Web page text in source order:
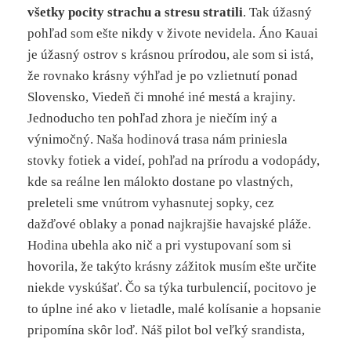
všetky pocity strachu a stresu stratili. Tak úžasný
pohľad som ešte nikdy v živote nevidela. Áno Kauai
je úžasný ostrov s krásnou prírodou, ale som si istá,
že rovnako krásny výhľad je po vzlietnutí ponad
Slovensko, Viedeň či mnohé iné mestá a krajiny.
Jednoducho ten pohľad zhora je niečím iný a
výnimočný. Naša hodinová trasa nám priniesla
stovky fotiek a videí, pohľad na prírodu a vodopády,
kde sa reálne len málokto dostane po vlastných,
preleteli sme vnútrom vyhasnutej sopky, cez
dažďové oblaky a ponad najkrajšie havajské pláže.
Hodina ubehla ako nič a pri vystupovaní som si
hovorila, že takýto krásny zážitok musím ešte určite
niekde vyskúšať. Čo sa týka turbulencií, pocitovo je
to úplne iné ako v lietadle, malé kolísanie a hopsanie
pripomína skôr loď. Náš pilot bol veľký srandista,